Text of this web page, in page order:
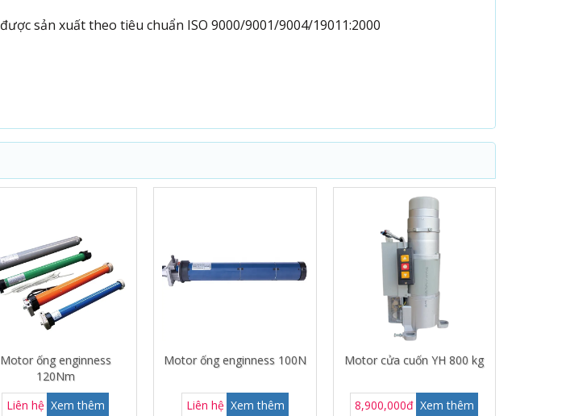
được sản xuất theo tiêu chuẩn ISO 9000/9001/9004/19011:2000
Motor ống enginness
120Nm
Liên hệ Xem thêm
Motor ống enginness 100N
Liên hệ Xem thêm
Motor cửa cuốn YH 800 kg
8,900,000đ Xem thêm